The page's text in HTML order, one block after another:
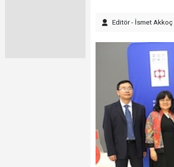
Editör - İsmet Akkoç